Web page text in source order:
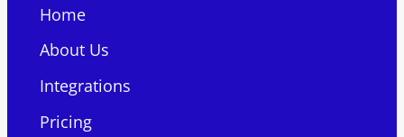
Home
About Us
Integrations
Pricing